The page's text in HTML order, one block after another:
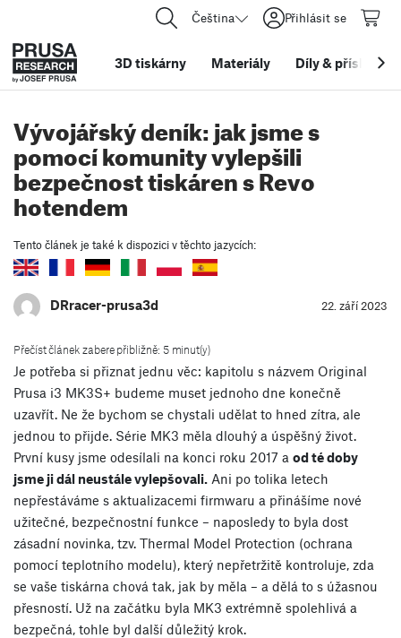
Čeština Přihlásit se
3D tiskárny Materiály Díly&
Vývojářský deník: jak jsme s
pomocí komunity vylepšili
bezpečnost tiskáren s Revo
hotendem
Tento článek je také k dispozici v těchto jazycích:
DRracer-prusa3d 22. září 2023
Přečíst článek zabere přibližně: 5 minut(y)
Je potřeba si přiznat jednu věc: kapitolu s názvem Original
Prusa i3 MK3S+ budeme muset jednoho dne konečně
uzavřít. Ne že bychom se chystali udělat to hned zítra, ale
jednou to přijde. Série MK3 měla dlouhý a úspěšný život.
První kusy jsme odesílali na konci roku 2017 a od té doby
jsme ji dál neustále vylepšovali. Ani po tolika letech
nepřestáváme s aktualizacemi firmwaru a přinášíme nové
užitečné, bezpečnostní funkce – naposledy to byla dost
zásadní novinka, tzv. Thermal Model Protection (ochrana
pomocí teplotního modelu), který nepřetržitě kontroluje, zda
se vaše tiskárna chová tak, jak by měla – a dělá to s úžasnou
přesností. Už na začátku byla MK3 extrémně spolehlivá a
bezpečná, tohle byl další důležitý krok.